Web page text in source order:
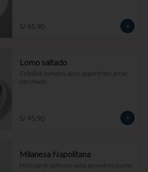
S/ 45.90
Lomo saltado
Cebollas, tomates, ajíes, papas fritas, arroz
con choclo.
S/ 45.90
Milanesa Napolitana
Pechuga de pollo con salsa pomodoro, queso